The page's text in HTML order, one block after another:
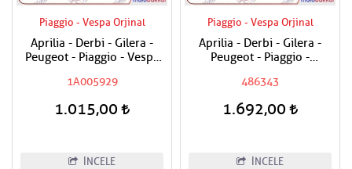
Piaggio - Vespa Orjinal
Aprilia - Derbi - Gilera -
Peugeot - Piaggio - Vespa
Zincir Papucu
1A005929
1.015,00
İNCELE
Piaggio - Vespa Orjinal
Aprilia - Derbi - Gilera -
Peugeot - Piaggio -
Sübap Horoz Pimi
486343
1.692,00
İNCELE